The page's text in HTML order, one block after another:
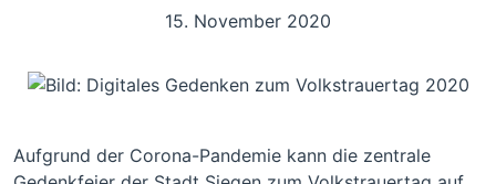
15. November 2020
Aufgrund der Corona-Pandemie kann die zentrale